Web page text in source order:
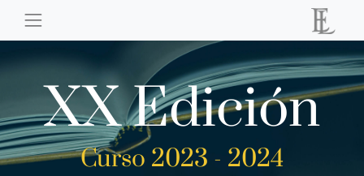
XX Edición
Curso 2023 - 2024